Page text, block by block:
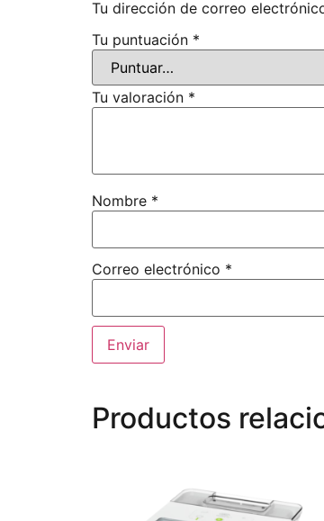
Tu dirección de correo
Tu puntuación *
Tu valoración *
Nombre *
Correo electrónico *
Productos